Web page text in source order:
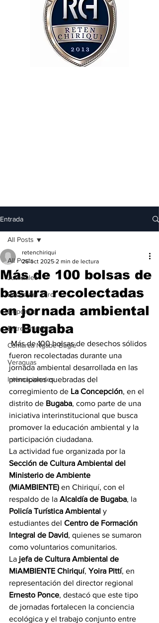
Entrada
All Posts
Judiciales
Bocas del Toro
Deportes
Entretenimiento
Comarca Ngäbe-Buglé
Veraguas
Internacionales
All Posts
Más de 100 bolsas de
basura recolectadas
en jornada ambiental
en Bugaba
retenchiriqui
26 oct 2025 2 min de lectura
Más de 100 bolsas de desechos sólidos
fueron recolectadas durante una
jornada ambiental desarrollada en las
principales quebradas del
corregimiento de La Concepción, en el
distrito de Bugaba, como parte de una
iniciativa interinstitucional que busca
promover la educación ambiental y la
participación ciudadana.
La actividad fue organizada por la
Sección de Cultura Ambiental del
Ministerio de Ambiente
(MiAMBIENTE) en Chiriquí, con el
respaldo de la Alcaldía de Bugaba, la
Policía Turística Ambiental y
estudiantes del Centro de Formación
Integral de David, quienes se sumaron
como voluntarios comunitarios.
La jefa de Cultura Ambiental de
MiAMBIENTE Chiriquí, Yoira Pittí, en
representación del director regional
Ernesto Ponce, destacó que este tipo
de jornadas fortalecen la conciencia
ecológica y el trabajo conjunto entre